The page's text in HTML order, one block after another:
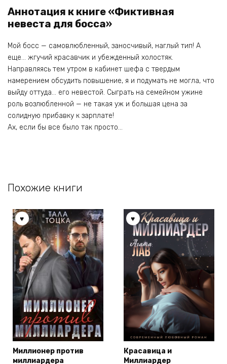
Аннотация к книге «Фиктивная
невеста для босса»
Мой босс — самовлюбленный, заносчивый, наглый тип! А
еще… жгучий красавчик и убежденный холостяк.
Направляясь тем утром в кабинет шефа с твердым
намерением обсудить повышение, я и подумать не могла, что
выйду оттуда… его невестой. Сыграть на семейном ужине
роль возлюбленной — не такая уж и большая цена за
солидную прибавку к зарплате!
Ах, если бы все было так просто…
Похожие книги
Миллионер против
миллиардера
Красавица и
Миллиардер